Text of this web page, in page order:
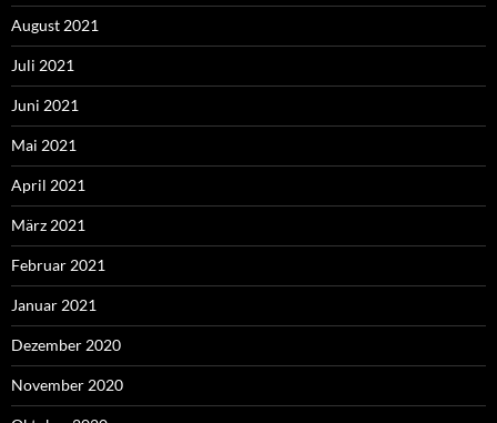
August 2021
Juli 2021
Juni 2021
Mai 2021
April 2021
März 2021
Februar 2021
Januar 2021
Dezember 2020
November 2020